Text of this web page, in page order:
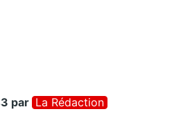
par La Rédaction